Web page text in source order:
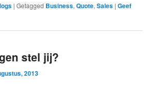
|Getagged Business,Quote,Sales |Geef
stel jij?
2013